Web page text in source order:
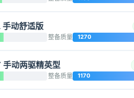
动舒适版
整备质量 1270
动两驱精英型
整备质量 1170